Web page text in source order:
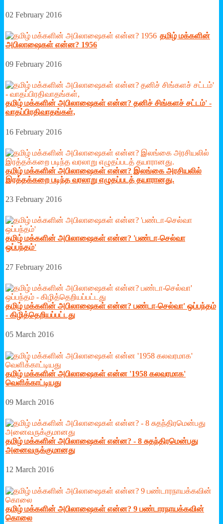
02 February 2016
தமிழ் மக்களின்
அபிலாஷைகள் என்ன? 1956
09 February 2016
தமிழ் மக்களின் அபிலாஷைகள் என்ன? தனிச் சிங்களச் சட்டம்' -
வாதப்பிரதிவாதங்கள்,
16 February 2016
தமிழ் மக்களின் அபிலாஷைகள் என்ன? இலங்கை அரசியலில்
இரத்தக்கறை படிந்த வரலாறு எழுதப்படத் தயாரானது.
23 February 2016
தமிழ் மக்களின் அபிலாஷைகள் என்ன? 'பண்டா-செல்வா
ஒப்பந்தம்'
27 February 2016
தமிழ் மக்களின் அபிலாஷைகள் என்ன? பண்டா-செல்வா' ஒப்பந்தம்
- கிழித்தெறியப்பட்டது
05 March 2016
தமிழ் மக்களின் அபிலாஷைகள் என்ன '1958 கலவரமாக'
வெளிக்காட்டியது
09 March 2016
தமிழ் மக்களின் அபிலாஷைகள் என்ன? - 8 சுதந்திரமென்பது
அனைவருக்குமானது
12 March 2016
தமிழ் மக்களின் அபிலாஷைகள் என்ன? 9 பண்டாரநாயக்கவின்
கொலை